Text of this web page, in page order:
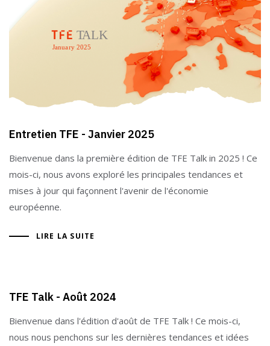
Entretien TFE - Janvier 2025
Bienvenue dans la première édition de TFE Talk in 2025 ! Ce
mois-ci, nous avons exploré les principales tendances et
mises à jour qui façonnent l'avenir de l'économie
européenne.
LIRE LA SUITE
TFE Talk - Août 2024
Bienvenue dans l'édition d'août de TFE Talk ! Ce mois-ci,
nous nous penchons sur les dernières tendances et idées